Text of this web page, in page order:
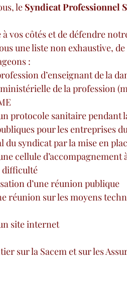
le Syndicat Professionnel
vos côtés et de défendre
une liste non exhaustive, de
:
d’enseignant de la
de la profession
protocole sanitaire pendant
pour les entreprises
syndicat par la mise en
cellule
difficulté
d’une réunion publique
réunion sur les moyens
site internet
sur la Sacem et sur les